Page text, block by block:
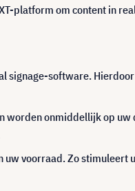
platform om content in
signage-software.
onmiddellijk op
voorraad. Zo